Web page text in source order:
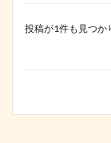
投稿が1件も見つか